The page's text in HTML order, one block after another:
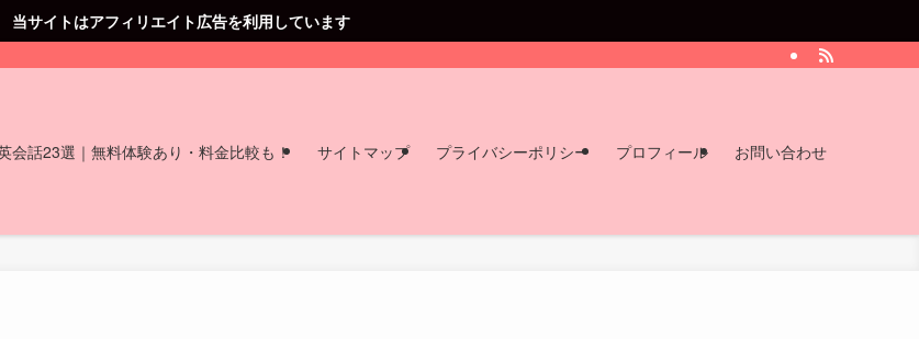
当サイトはアフィリエイト広告を利用しています
会話23選｜無料体験あり・料金比較も！ サイトマップ プライバシーポリシー プロフィール お問い合わせ